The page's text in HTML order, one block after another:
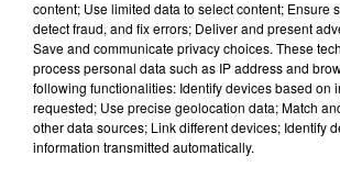
content; Use limited data to select content; Ensure
detect fraud, and fix errors; Deliver and present
Save and communicate privacy choices. These
process personal data such as IP address and
following functionalities: Identify devices based on
requested; Use precise geolocation data; Match
other data sources; Link different devices; Identify
information transmitted automatically.